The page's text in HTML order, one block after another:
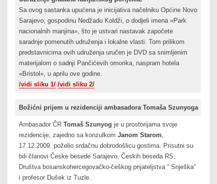
Sa ovog sastanka upućena je inicijativa načelniku Općine Novo
Sarajevo, gospodinu Nedžadu Koldži, o dodjeli imena «Park
nacionalnih manjina», što je ustvari nastavak započete
saradnje pomenutih udruženja i lokalne vlasti. Tom prilikom
predstavnicima ovih udruženja uručen je DVD sa snimljenim
materijalom o sadnji Pančićevih omorika, naspram hotela
«Bristol», u aprilu ove godine.
/vidi sliku 1/ /vidi sliku 2/
Božićni prijem u rezidenciji ambasadora Tomaša Szunyoga
Ambasador ČR Tomaš Szunyog je u prostorijama svoje
rezidencije, zajedno sa konzulkom Janom Starom,
17.12.2009. poželio srdačnu dobrodošlicu gostima. Prisutni su
bili članovi Česke besede Sarajevo, Českih beseda RS,
Društva bosanskohercegovačko-češkog prijateljstva “ Snješka“
i profesor Dušek iz Tuzle.